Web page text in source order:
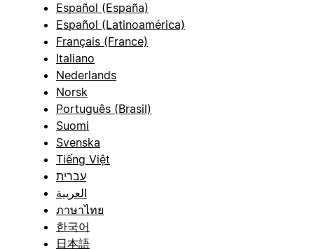
Español (España)
Español (Latinoamérica)
Français (France)
Italiano
Nederlands
Norsk
Português (Brasil)
Suomi
Svenska
Tiếng Việt
עברית
العربية
ภาษาไทย
한국어
日本語